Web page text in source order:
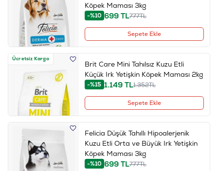
Köpek Maması 3kg
-%10 699TL777TL
Sepete Ekle
Ücretsiz Kargo
Brit Care Mini Tahılsız Kuzu Etli
Küçük Irk Yetişkin Köpek Maması 2kg
-%15 1.149TL1.352TL
Sepete Ekle
Felicia Düşük Tahıllı Hipoalerjenik
Kuzu Etli Orta ve Büyük Irk Yetişkin
Köpek Maması 3kg
-%10 699TL777TL